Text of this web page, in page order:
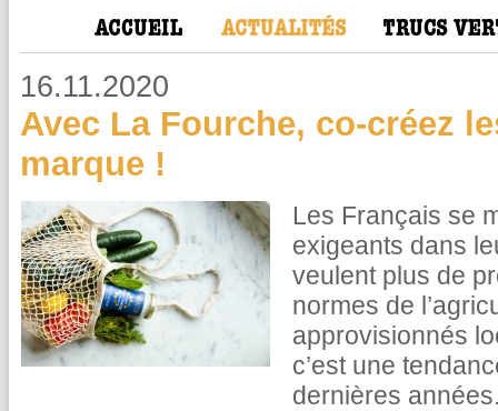
16.11.2020
Avec La Fourche, co-créez
marque !
Les Français se
exigeants dans
veulent plus de
normes de
approvisionnés
c’est une
dernières